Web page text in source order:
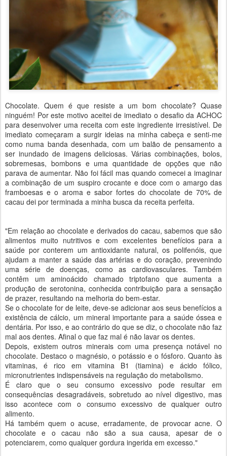
Chocolate. Quem é que resiste a um bom chocolate? Quase
ninguém! Por este motivo aceitei de imediato o desafio da ACHOC
para desenvolver uma receita com este ingrediente irresistível. De
imediato começaram a surgir ideias na minha cabeça e senti-me
como numa banda desenhada, com um balão de pensamento a
ser inundado de imagens deliciosas. Várias combinações, bolos,
sobremesas, bombons e uma quantidade de opções que não
parava de aumentar. Não foi fácil mas quando comecei a imaginar
a combinação de um suspiro crocante e doce com o amargo das
framboesas e o aroma e sabor fortes do chocolate de 70% de
cacau dei por terminada a minha busca da receita perfeita.
"Em relação ao chocolate e derivados do cacau, sabemos que são
alimentos muito nutritivos e com excelentes benefícios para a
saúde por conterem um antioxidante natural, os polifenóis, que
ajudam a manter a saúde das artérias e do coração, prevenindo
uma série de doenças, como as cardiovasculares. Também
contêm um aminoácido chamado triptofano que aumenta a
produção de serotonina, conhecida contribuição para a sensação
de prazer, resultando na melhoria do bem-estar.
Se o chocolate for de leite, deve-se adicionar aos seus benefícios a
existência de cálcio, um mineral importante para a saúde óssea e
dentária. Por isso, e ao contrário do que se diz, o chocolate não faz
mal aos dentes. Afinal o que faz mal é não lavar os dentes.
Depois, existem outros minerais com uma presença notável no
chocolate. Destaco o magnésio, o potássio e o fósforo. Quanto às
vitaminas, é rico em vitamina B1 (tiamina) e ácido fólico,
micronutrientes indispensáveis na regulação do metabolismo.
É claro que o seu consumo excessivo pode resultar em
consequências desagradáveis, sobretudo ao nível digestivo, mas
isso acontece com o consumo excessivo de qualquer outro
alimento.
Há também quem o acuse, erradamente, de provocar acne. O
chocolate e o cacau não são a sua causa, apesar de o
potenciarem, como qualquer gordura ingerida em excesso."